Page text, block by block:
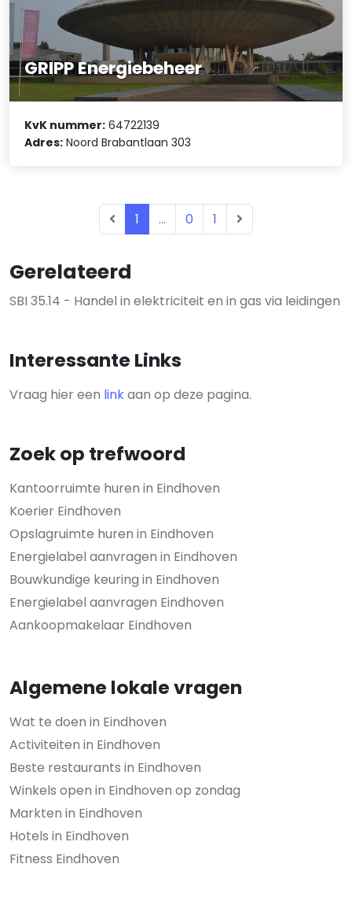
Gerelateerd
SBI 35.14 - Handel in elektriciteit en in gas via leidingen
Interessante Links
Vraag hier een linkaan op deze pagina.
Zoek op trefwoord
Kantoorruimte huren in Eindhoven
Koerier Eindhoven
Opslagruimte huren in Eindhoven
Energielabel aanvragen in Eindhoven
Bouwkundige keuring in Eindhoven
Energielabel aanvragen Eindhoven
Aankoopmakelaar Eindhoven
Algemene lokale vragen
Wat te doen in Eindhoven
Activiteiten in Eindhoven
Beste restaurants in Eindhoven
Winkels open in Eindhoven op zondag
Markten in Eindhoven
Hotels in Eindhoven
Fitness Eindhoven
GRIPP Energiebeheer
KvK nummer: 64722139
Adres: Noord Brabantlaan 303
1 ... 0 1